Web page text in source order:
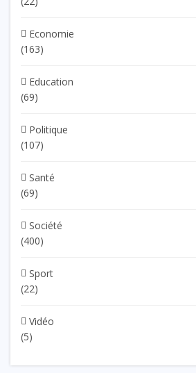
Economie
(163)
Education
(69)
Politique
(107)
Santé
(69)
Société
(400)
Sport
(22)
Vidéo
(5)